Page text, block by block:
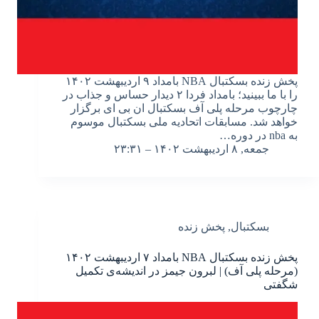
پخش زنده بسکتبال NBA بامداد ۹ اردیبهشت ۱۴۰۲
را با ما ببینید؛ بامداد فردا ۲ دیدار حساس و جذاب در
چارچوب مرحله پلی آف بسکتبال ان بی ای برگزار
خواهد شد. مسابقات اتحادیه ملی بسکتبال موسوم
به nba در دوره…
جمعه, ۸ اردیبهشت ۱۴۰۲ – ۲۳:۳۱
بسکتبال, پخش زنده
پخش زنده بسکتبال NBA بامداد ۷ اردیبهشت ۱۴۰۲
(مرحله پلی آف) | لبرون جیمز در اندیشه‌ی تکمیل
شگفتی